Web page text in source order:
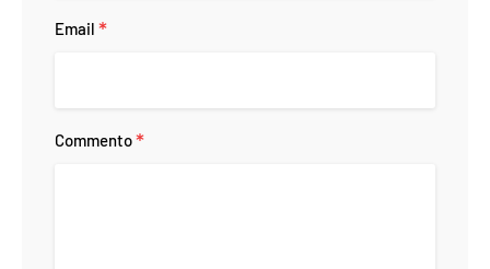
Email *
Commento*